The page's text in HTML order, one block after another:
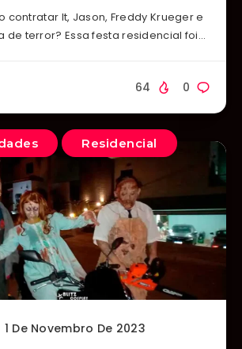
contratar It, Jason, Freddy Krueger e
de terror? Essa festa residencial foi…
0
64
Residencial
1 De Novembro De 2023